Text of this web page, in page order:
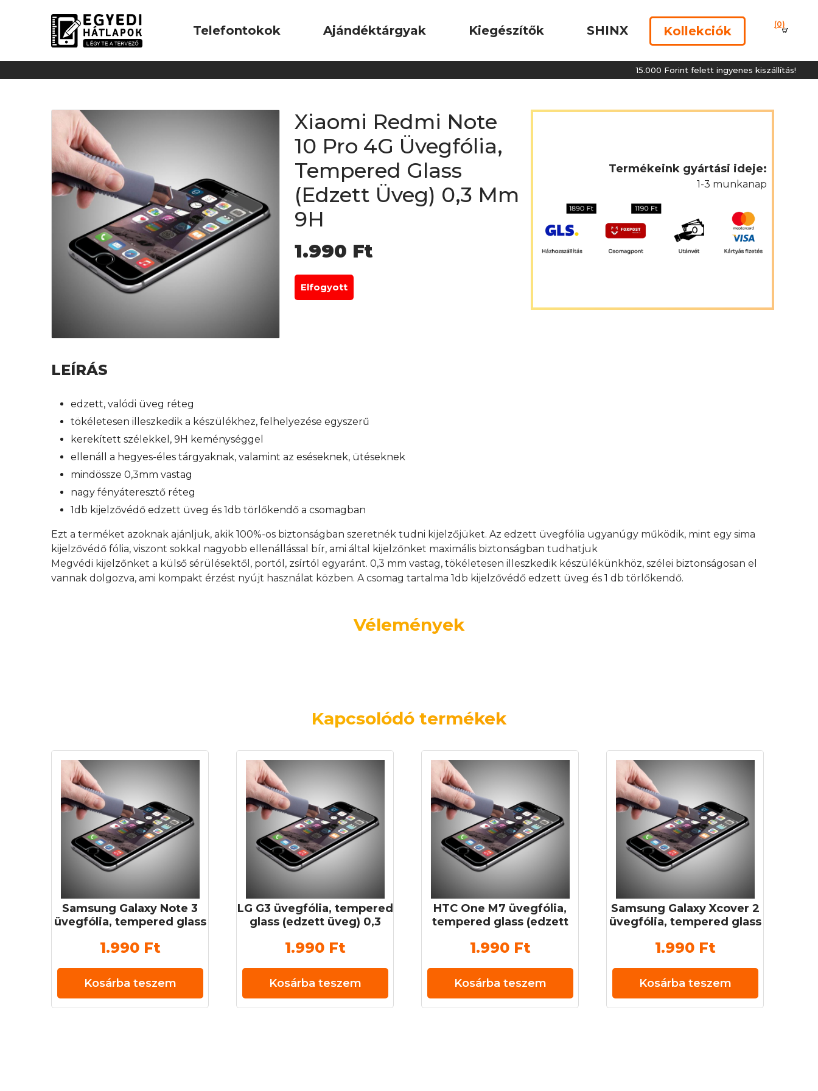
Telefontokok Ajándéktárgyak Kiegészítők SHINX Kollekciók (0)
15.000 Forint felett ingyenes kiszállítás!
Xiaomi Redmi Note
10 Pro 4G Üvegfólia,
Tempered Glass
(Edzett Üveg) 0,3 Mm
9H
1.990 Ft
Elfogyott
Termékeink gyártási ideje:
1-3 munkanap
LEÍRÁS
edzett, valódi üveg réteg
tökéletesen illeszkedik a készülékhez, felhelyezése egyszerű
kerekített szélekkel, 9H keménységgel
ellenáll a hegyes-éles tárgyaknak, valamint az eséseknek, ütéseknek
mindössze 0,3mm vastag
nagy fényáteresztő réteg
1db kijelzővédő edzett üveg és 1db törlőkendő a csomagban
Ezt a terméket azoknak ajánljuk, akik 100%-os biztonságban szeretnék tudni kijelzőjüket. Az edzett üvegfólia ugyanúgy működik, mint egy sima
kijelzővédő fólia, viszont sokkal nagyobb ellenállással bír, ami által kijelzőnket maximális biztonságban tudhatjuk
Megvédi kijelzőnket a külső sérülésektől, portól, zsírtól egyaránt. 0,3 mm vastag, tökéletesen illeszkedik készülékünkhöz, szélei biztonságosan el
vannak dolgozva, ami kompakt érzést nyújt használat közben. A csomag tartalma 1db kijelzővédő edzett üveg és 1 db törlőkendő.
Vélemények
Kapcsolódó termékek
Samsung Galaxy Note 3
üvegfólia, tempered glass
1.990 Ft
Kosárba teszem
LG G3 üvegfólia, tempered
glass (edzett üveg) 0,3
1.990 Ft
Kosárba teszem
HTC One M7 üvegfólia,
tempered glass (edzett
1.990 Ft
Kosárba teszem
Samsung Galaxy Xcover 2
üvegfólia, tempered glass
1.990 Ft
Kosárba teszem